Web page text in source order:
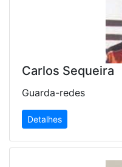
Carlos Sequeira
Guarda-redes
Detalhes